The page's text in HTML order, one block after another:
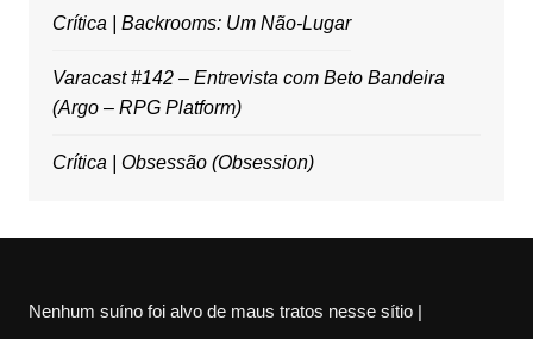
Crítica | Backrooms: Um Não-Lugar
Varacast #142 – Entrevista com Beto Bandeira
(Argo – RPG Platform)
Crítica | Obsessão (Obsession)
Nenhum suíno foi alvo de maus tratos nesse sítio |